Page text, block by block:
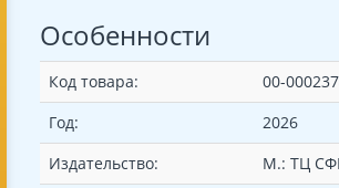
Особенности
Код товара:
00-
Год:
2026
Издательство:
М.: ТЦ